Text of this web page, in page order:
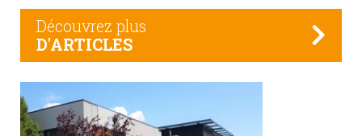
Découvrez plus
D'ARTICLES